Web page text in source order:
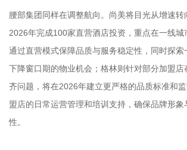
腰部集团同样在调整航向。尚美将目光从增速转
2026年完成100家直营酒店投资，重点在一线城
通过直营模式保障品质与服务稳定性，同时探索
下降窗口期的物业机会；格林则针对部分加盟店
齐问题，将在2026年建立更严格的品质标准和
盟店的日常运营管理和培训支持，确保品牌形
性。